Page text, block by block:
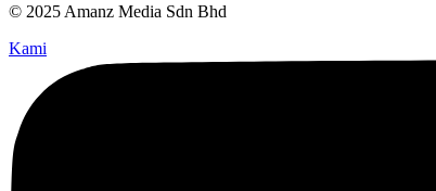
© 2025 Amanz Media Sdn Bhd
Kami